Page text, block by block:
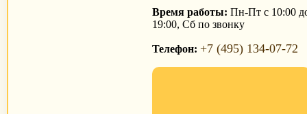
Время работы: Пн-Пт с 10:00
19:00, Сб по звонку
Телефон: +7 (495) 134-07-72